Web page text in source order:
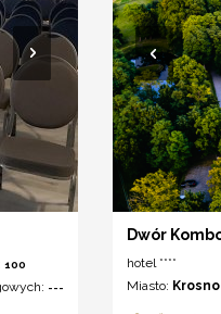
100
---
Dwór
hotel ****
Miasto: Krosno